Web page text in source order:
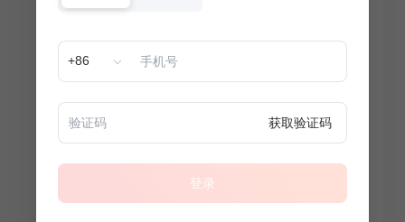
+86
获取验证码
登录